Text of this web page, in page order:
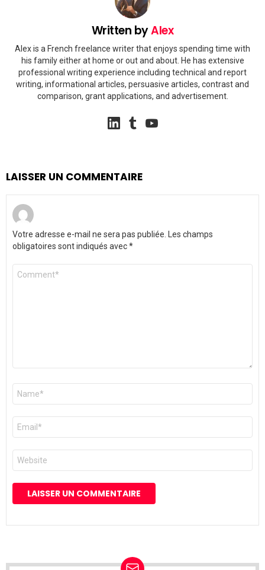
Written byAlex
Alex is a French freelance writer that enjoys spending time with
his family either at home or out and about. He has extensive
professional writing experience including technical and report
writing, informational articles, persuasive articles, contrast and
comparison, grant applications, and advertisement.
linkedin
LAISSER UN COMMENTAIRE
Votre adresse e-mail ne sera pas publiée. Les champs
obligatoires sont indiqués avec*
Commentaire
Nom
E-
mail
*
Site
web